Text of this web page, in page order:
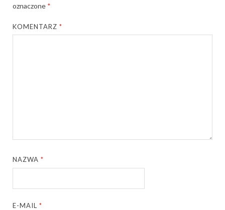
oznaczone *
KOMENTARZ*
NAZWA*
E-MAIL*